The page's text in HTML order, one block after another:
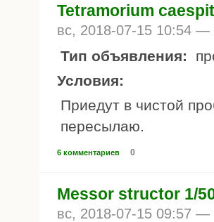
Tetramorium
вс, 2018-07-15 10:54 —
Тип объявления:
Условия:
Приедут в чистой
пересылаю.
6 комментариев 0
Messor structor 1/
вс, 2018-07-15 09:57 —